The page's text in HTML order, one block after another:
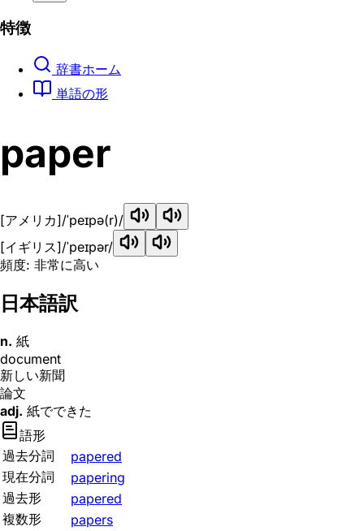
特徴
辞書ホーム
単語の形
paper
[アメリカ]/ˈpeɪpə(r)/
[イギリス]/ˈpeɪpər/
頻度: 非常に高い
日本語訳
n. 紙
document
新しい新聞
論文
adj. 紙でできた
語形
過去分詞
papered
現在分詞
papering
過去形
papered
複数形
papers